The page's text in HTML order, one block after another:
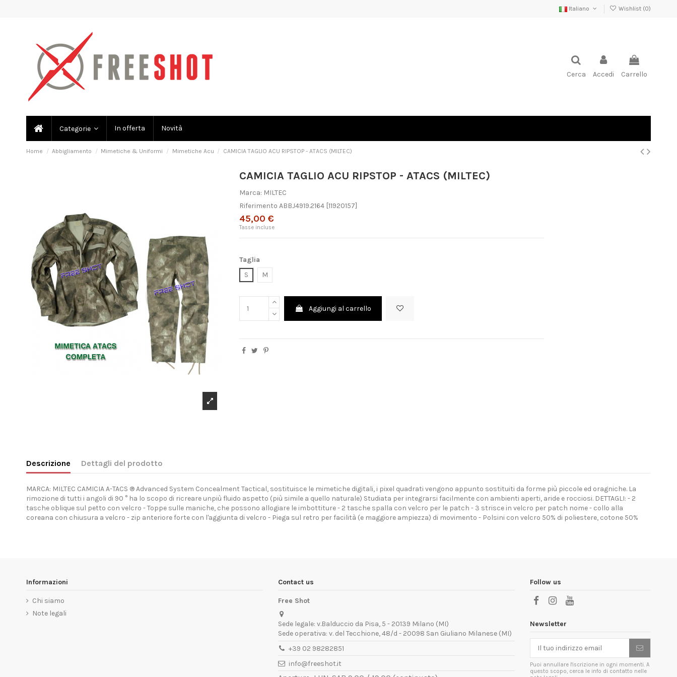
Italiano Wishlist (0)
Cerca Accedi Carrello
Categorie In offerta Novità
Home Abbigliamento Mimetiche & Uniformi Mimetiche Acu CAMICIA TAGLIO ACU RIPSTOP - ATACS (MILTEC)
CAMICIA TAGLIO ACU RIPSTOP - ATACS (MILTEC)
Marca: MILTEC
Riferimento ABBJ4919.2164 [11920157]
45,00 €
Tasse incluse
Taglia
S
M
Aggiungi al carrello
Descrizione Dettagli del prodotto
MARCA: MILTEC CAMICIA A-TACS ® Advanced System Concealment Tactical, sostituisce le mimetiche digitali, i pixel quadrati vengono appunto sostituiti da forme più piccole ed oragniche. La
rimozione di tutti i angoli di 90 ° ha lo scopo di ricreare unpiù fluido aspetto (più simile a quello naturale) Studiata per integrarsi facilmente con ambienti aperti, aride e rocciosi. DETTAGLI: - 2
tasche oblique sul petto con velcro - Toppe sulle maniche, che possono allogiare le imbottiture - 2 tasche spalla con velcro per le patch - 3 strisce in velcro per patch nome - collo alla
coreana con chiusura a velcro - zip anteriore forte con l'aggiunta di velcro - Piega sul retro per facilità (e maggiore ampiezza) di movimento - Polsini con velcro 50% di poliestere, cotone 50%
Informazioni
Chi siamo
Note legali
Contact us
Free Shot
Sede legale: v.Balduccio da Pisa, 5 - 20139 Milano (MI)
Sede operativa: v. del Tecchione, 48/d - 20098 San Giuliano Milanese (MI)
+39 02 98282851
info@freeshot.it
Follow us
Newsletter
Puoi annullare l'iscrizione in ogni momenti. A
questo scopo, cerca le info di contatto nelle